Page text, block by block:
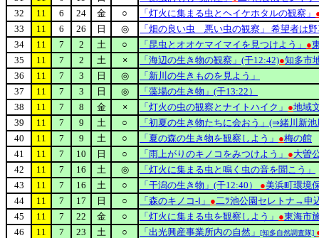
32
11 6 24 金 ○ 「灯火に集まる虫とヘイケホタルの観察」
33
11 6 26 日 ◎
「畑の良い虫 悪い虫の観察」 希望者は
34
11 7 2 土 ○ 「昆虫とオオケマイマイを見つけよう」 ●
35
11 7 2 土 × 「海辺の生き物の観察」(干12:42)●知多市
36
11 7 3 日 ◎
「新川の生きものを見よう」
37
11 7 3 日 ◎
「藻場の生き物」(干13:22）
38
11 7 8 金 × 「灯火の虫の観察とナイトハイク」 ●地域
39
11 7 9 土 ○
「初夏の生き物たちに会おう」(⇒緒川新池
40
11 7 9 土 ○ 「夏の森の生き物を観察しよう」 ●梅の館
41
11 7 10 日 ○ 「雨上がりのキノコをみつけよう」 ●大曽
42
11 7 16 土 ◎
「灯火に集まる虫と鳴く虫の音を聞こう」
43
11 7 16 土 ○ 「干潟の生き物」(干12:40） ●美浜町環境
44
11 7 17 日 ○ 「森のキノコ-Ⅰ」 ●二ﾂ池公園セレトナ→申
45
11 7 22 金 ○ 「灯火に集まる虫を観察しよう」 ●東海市
46
11 7 23 土 ○ 「出光興産事業所内の自然」 [知多自然調査隊]